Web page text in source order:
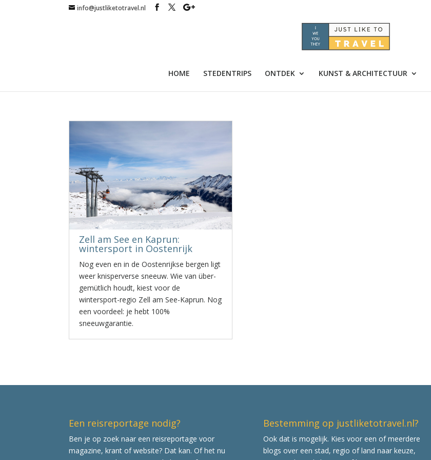
info@justliketotravel.nl
HOME STEDENTRIPS ONTDEK KUNST & ARCHITECTUUR
Zell am See en Kaprun:
wintersport in Oostenrijk
Nog even en in de Oostenrijkse bergen ligt
weer knisperverse sneeuw. Wie van über-
gemütlich houdt, kiest voor de
wintersport-regio Zell am See-Kaprun. Nog
een voordeel: je hebt 100%
sneeuwgarantie.
Een reisreportage nodig?
Ben je op zoek naar een reisreportage voor
magazine, krant of website? Dat kan. Of het nu
Bestemming op justliketotravel.nl?
Ook dat is mogelijk. Kies voor een of meerdere
blogs over een stad, regio of land naar keuze,